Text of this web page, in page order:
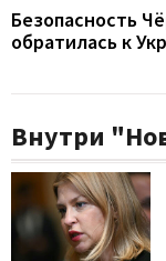
Безопасность
обратилась к
Внутри